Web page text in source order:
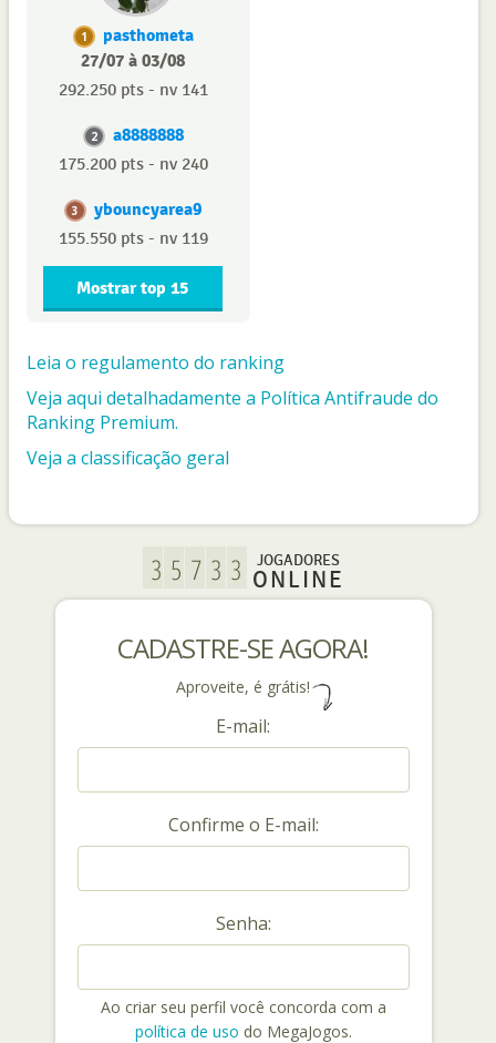
1
pasthometa
27/07 à 03/08
292.250 pts - nv 141
2 a8888888
175.200 pts - nv 240
3 ybouncyarea9
155.550 pts - nv 119
Mostrar top 15
Leia o regulamento do ranking
Veja aqui detalhadamente a Política Antifraude do
Ranking Premium.
Veja a classificação geral
JOGADORES
ONLINE
CADASTRE-SE AGORA!
Aproveite, é grátis!
E-mail:
Confirme o E-mail:
Senha:
Ao criar seu perfil você concorda com a
política de uso do MegaJogos.